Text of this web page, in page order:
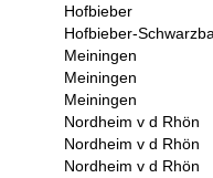
Hofbieber
Hofbieber-
Meiningen
Meiningen
Meiningen
Nordheim v d Rhön
Nordheim v d Rhön
Nordheim v d Rhön